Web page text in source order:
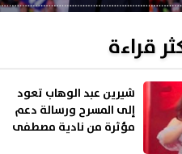
قراءة
شيرين عبد الوهاب تعود
إلى المسرح ورسالة دعم
مؤثرة من نادية مصطفى